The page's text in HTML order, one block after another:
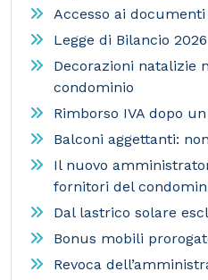
Accesso ai
Legge di Bilancio 2026
Decorazioni natalizie
condominio
Rimborso IVA dopo
Balconi aggettanti:
Il nuovo
fornitori del
Dal lastrico solare
Bonus mobili
Revoca